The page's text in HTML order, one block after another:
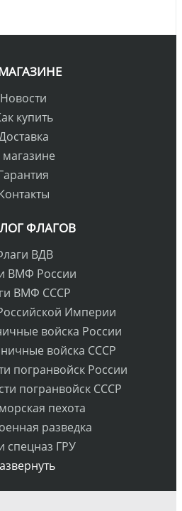
Новости
купить
ФЛАГОВ
ВДВ
ВМФ России
ВМФ СССР
Империи
войска России
войска СССР
погранвойск России
погранвойск СССР
пехота
разведка
спецназ ГРУ